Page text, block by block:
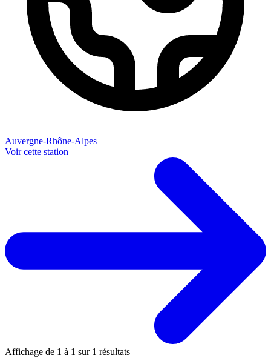
Auvergne-Rhône-Alpes
Voir cette station
Affichage de 1 à 1 sur 1 résultats